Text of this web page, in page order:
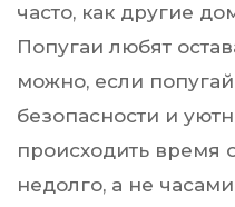
часто, как другие
Попугаи любят
можно, если попугай
безопасности и
происходить время
недолго, а не